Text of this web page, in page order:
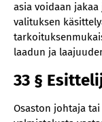
asia voidaan
valituksen
laadun ja
33 §
Osaston johtaja